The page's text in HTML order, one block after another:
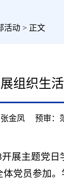
活动 > 正文
组织生
金凤 预审：
展主题党
党员参加。